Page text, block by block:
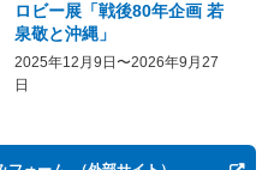
ロビー展「戦後80年企画 若
泉敬と沖縄」
2025年12月9日〜2026年9月27
日